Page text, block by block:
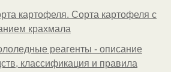
картофеля. Сорта картофеля с
крахмала
реагенты - описание
классификация и правила